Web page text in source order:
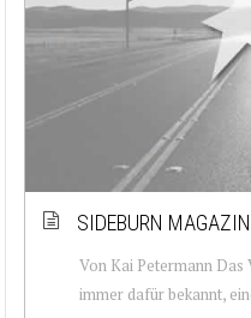
SIDEBURN
Von Kai Petermann
immer dafür bekannt,